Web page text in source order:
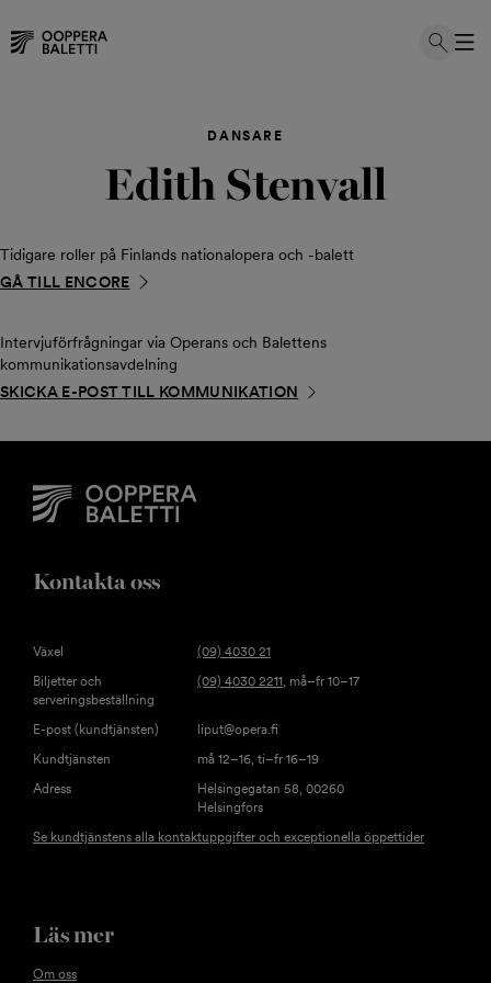
DANSARE
Edith Stenvall
Tidigare roller på Finlands nationalopera och -balett
GÅ TILL ENCORE
Intervjuförfrågningar via Operans och Balettens
kommunikationsavdelning
SKICKA E-POST TILL KOMMUNIKATION
Kontakta oss
Växel
(09) 4030 21
Biljetter och
serveringsbeställning
(09) 4030 2211, må–fr 10–17
E-post (kundtjänsten)
liput@opera.fi
Kundtjänsten
må 12–16, ti–fr 16–19
Adress
Helsingegatan 58, 00260
Helsingfors
Se kundtjänstens alla kontaktuppgifter och exceptionella öppettider
Läs mer
Om oss